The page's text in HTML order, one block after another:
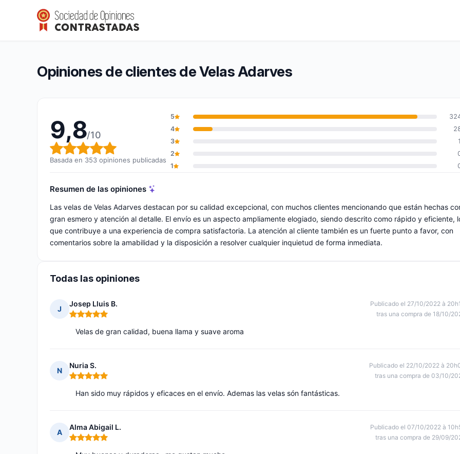
Velas Adarves
Calificación global: 9,8 de 10
9,8/10(353 opiniones)
Opiniones de clientes de Velas Adarves
9,8/10
Calificación global: 9,8 de 10
Basada en 353 opiniones publicadas
5
4
3
1
2
1
Resumen de las opiniones
Las velas de Velas Adarves destacan por su calidad excepcional, con muchos clientes mencionando que están hechas
gran esmero y atención al detalle. El envío es un aspecto ampliamente elogiado, siendo descrito como rápido y eficiente,
que contribuye a una experiencia de compra satisfactoria. La atención al cliente también es un fuerte punto a favor, con
comentarios sobre la amabilidad y la disposición a resolver cualquier inquietud de forma inmediata.
Todas las opiniones
J
Josep Lluis B.
Nota: 5 de 5
Publicado el 27/10/2022 à
tras una compra de 18/10/
Velas de gran calidad, buena llama y suave aroma
N
Nuria S.
Nota: 5 de 5
Publicado el 22/10/2022 à
tras una compra de 03/10/
Han sido muy rápidos y eficaces en el envío. Ademas las velas són fantásticas.
A
Alma Abigail L.
Nota: 5 de 5
Publicado el 07/10/2022 à
tras una compra de 29/09/